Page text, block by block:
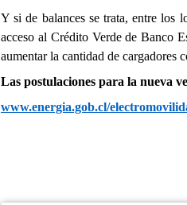
Y si de balances se trata, entre los
acceso al Crédito Verde de Banco
aumentar la cantidad de cargadores
Las postulaciones para la nueva
www.energia.gob.cl/